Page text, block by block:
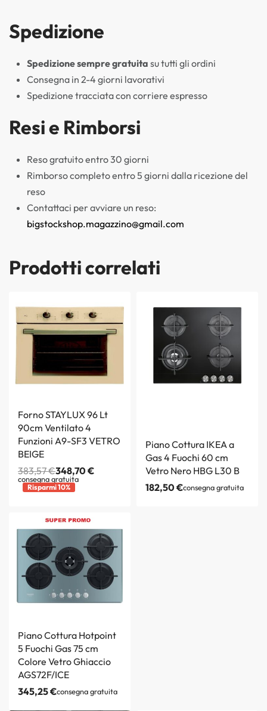
Spedizione
Spedizione sempre gratuita su tutti gli ordini
Consegna in 2-4 giorni lavorativi
Spedizione tracciata con corriere espresso
Resi e Rimborsi
Reso gratuito entro 30 giorni
Rimborso completo entro 5 giorni dalla ricezione del
reso
Contattaci per avviare un reso:
bigstockshop.magazzino@gmail.com
Prodotti correlati
Forno STAYLUX 96 Lt
90cm Ventilato 4
Funzioni A9-SF3 VETRO
BEIGE
383,57€348,70€
consegna gratuita
Risparmi 10%
Piano Cottura IKEA a
Gas 4 Fuochi 60 cm
Vetro Nero HBG L30 B
182,50€consegna gratuita
Piano Cottura Hotpoint
5 Fuochi Gas 75 cm
Colore Vetro Ghiaccio
AGS72F/ICE
345,25€consegna gratuita